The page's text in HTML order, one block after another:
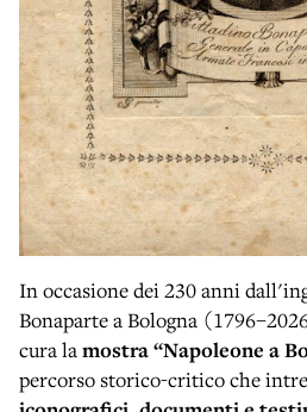
In occasione dei 230 anni
Bonaparte a Bologna
cura lamostra “Napoleone a
percorso storico-critico che